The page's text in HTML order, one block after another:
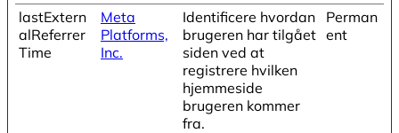
lastExtern
alReferrer
Time
Meta
Platforms,
Inc.
Identificere hvordan
brugeren har tilgået
siden ved at
registrere hvilken
hjemmeside
brugeren kommer
fra.
Perman
ent